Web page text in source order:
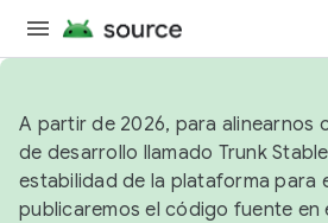
A partir de 2026, para alinearnos
de desarrollo llamado Trunk
estabilidad de la plataforma para
publicaremos el código fuente en